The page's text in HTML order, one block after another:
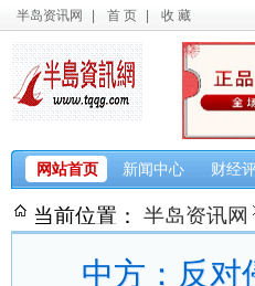
半岛资讯网 首 页 收 藏
网站首页 新闻中心 财经
当前位置： 半岛资讯网
中方：反对